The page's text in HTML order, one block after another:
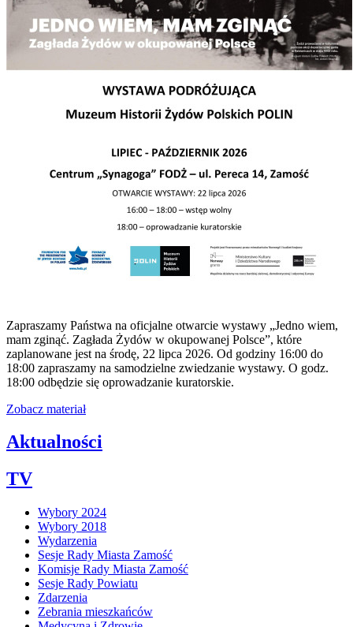
Zapraszamy Państwa na oficjalne otwarcie wystawy „Jedno wiem,
mam zginąć. Zagłada Żydów w okupowanej Polsce”, które
zaplanowane jest na środę, 22 lipca 2026. Od godziny 16:00 do
18:00 zapraszamy na samodzielne zwiedzanie wystawy. O godz.
18:00 odbędzie się oprowadzanie kuratorskie.
Zobacz materiał
Aktualności
TV
Wybory 2024
Wybory 2018
Wydarzenia
Sesje Rady Miasta Zamość
Komisje Rady Miasta Zamość
Sesje Rady Powiatu
Zdarzenia
Zebrania mieszkańców